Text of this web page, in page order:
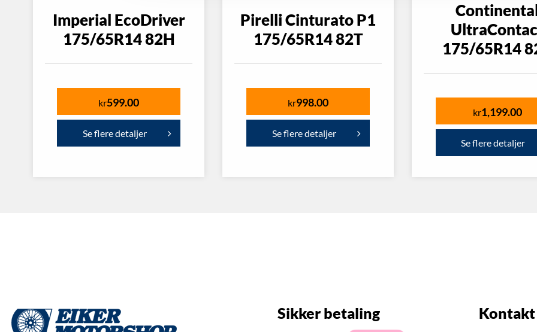
Imperial EcoDriver
175/65R14 82H
kr599.00
Se flere detaljer
Pirelli Cinturato P1
175/65R14 82T
kr998.00
Se flere detaljer
175/65R14
kr1,199.00
Se flere detaljer
Sikker betaling Kontakt